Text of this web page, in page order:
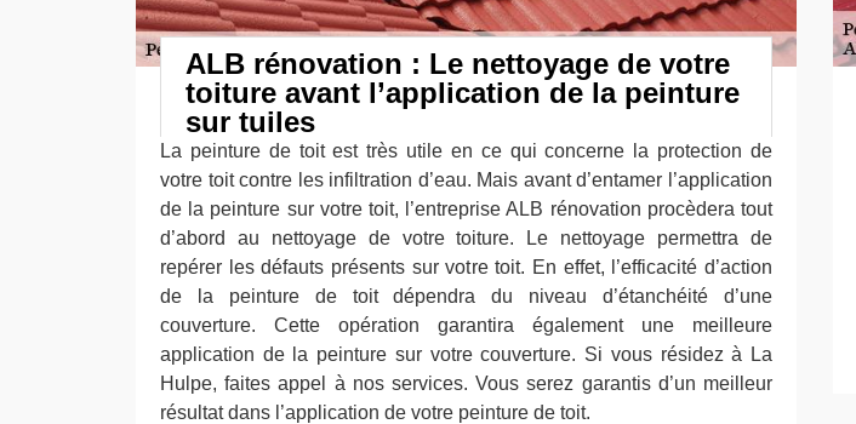
ALB rénovation : Le nettoyage de votre
toiture avant l’application de la peinture
sur tuiles
La peinture de toit est très utile en ce qui concerne la protection de
votre toit contre les infiltration d’eau. Mais avant d’entamer l’application
de la peinture sur votre toit, l’entreprise ALB rénovation procèdera tout
d’abord au nettoyage de votre toiture. Le nettoyage permettra de
repérer les défauts présents sur votre toit. En effet, l’efficacité d’action
de la peinture de toit dépendra du niveau d’étanchéité d’une
couverture. Cette opération garantira également une meilleure
application de la peinture sur votre couverture. Si vous résidez à La
Hulpe, faites appel à nos services. Vous serez garantis d’un meilleur
résultat dans l’application de votre peinture de toit.